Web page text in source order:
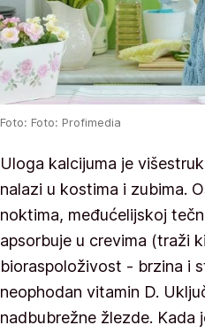
Foto: Foto: Profimedia
Uloga kalcijuma je
nalazi u kostima i zubima.
noktima, međućelijskoj
apsorbuje u crevima (traži
bioraspoloživost - brzina i
neophodan vitamin D.
nadbubrežne žlezde. Kada